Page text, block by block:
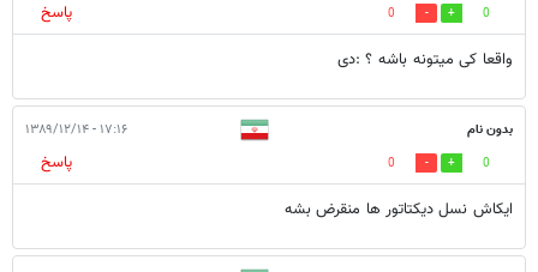
0
0
پاسخ
واقعا کی میتونه باشه ؟ :دی
بدون نام ۱۷:۱۶ - ۱۳۸۹/۱۲/۱۴
0
0
پاسخ
ایکاش نسل دیکتاتور ها منقرض بشه